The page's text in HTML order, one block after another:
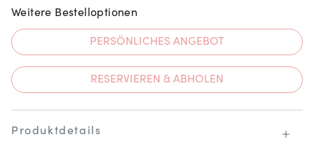
Weitere Bestelloptionen
PERSÖNLICHES ANGEBOT
RESERVIEREN & ABHOLEN
Produktdetails